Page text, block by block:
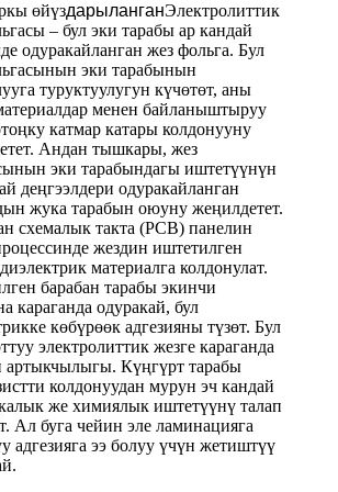
өйүздарыланганЭлектролиттик
– бул эки тарабы ар кандай
одуракайланган жез фольга. Бул
эки тарабынын
туруктуулугун күчөтөт, аны
менен байланыштыруу
катмар катары колдонууну
Андан тышкары, жез
эки тарабындагы иштетүүнүн
деңгээлдери одуракайланган
жука тарабын оюуну жеңилдетет.
схемалык такта (PCB) панелин
жездин иштетилген
материалга колдонулат.
барабан тарабы экинчи
караганда одуракай, бул
көбүрөөк адгезияны түзөт. Бул
электролиттик жезге караганда
артыкчылыгы. Күңгүрт тарабы
колдонуудан мурун эч кандай
же химиялык иштетүүнү талап
Ал буга чейин эле ламинацияга
адгезияга ээ болуу үчүн жетиштүү